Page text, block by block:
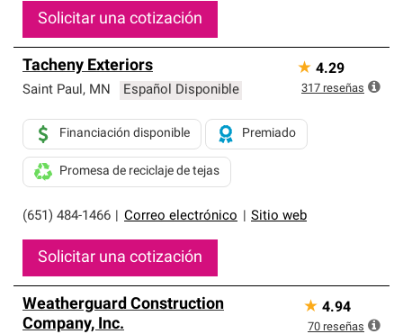
Solicitar una cotización
Tacheny Exteriors
Saint Paul, MN Español Disponible
(651) 484-1466 Correo electrónico Sitio web
Financiación disponible Premiado
Promesa de reciclaje de tejas
Solicitar una cotización
★ 4.29
317 reseñas
Weatherguard Construction
Company, Inc.
★ 4.94
70 reseñas